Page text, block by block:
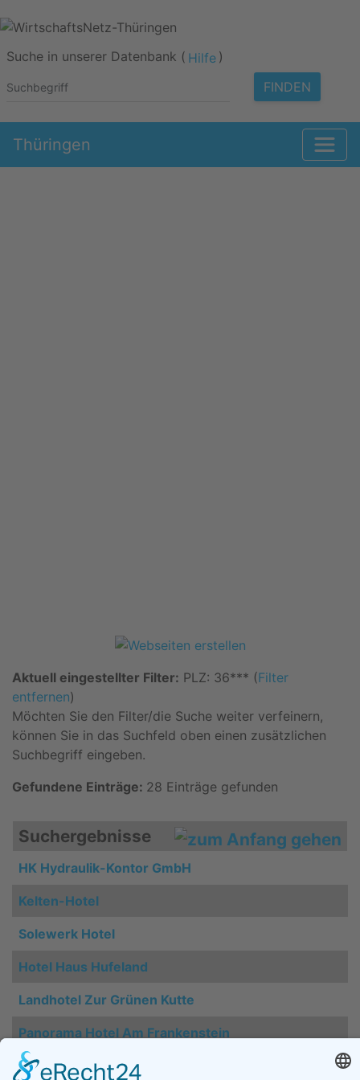
Suche in unserer Datenbank ( Hilfe )
FINDEN
Thüringen
Aktuell eingestellter Filter: PLZ: 36*** (Filter
entfernen)
Möchten Sie den Filter/die Suche weiter verfeinern,
können Sie in das Suchfeld oben einen zusätzlichen
Suchbegriff eingeben.
Gefundene Einträge: 28 Einträge gefunden
Suchergebnisse
HK Hydraulik-Kontor GmbH
Kelten-Hotel
Solewerk Hotel
Hotel Haus Hufeland
Landhotel Zur Grünen Kutte
Panorama Hotel Am Frankenstein
Hotel Kapelle